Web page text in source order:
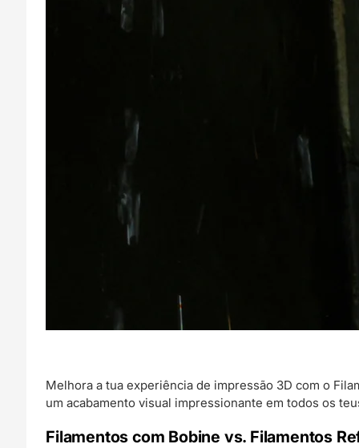
Melhora a tua experiência de impressão 3D com o
um acabamento visual impressionante em todos os
Filamentos com Bobine vs. Filamentos